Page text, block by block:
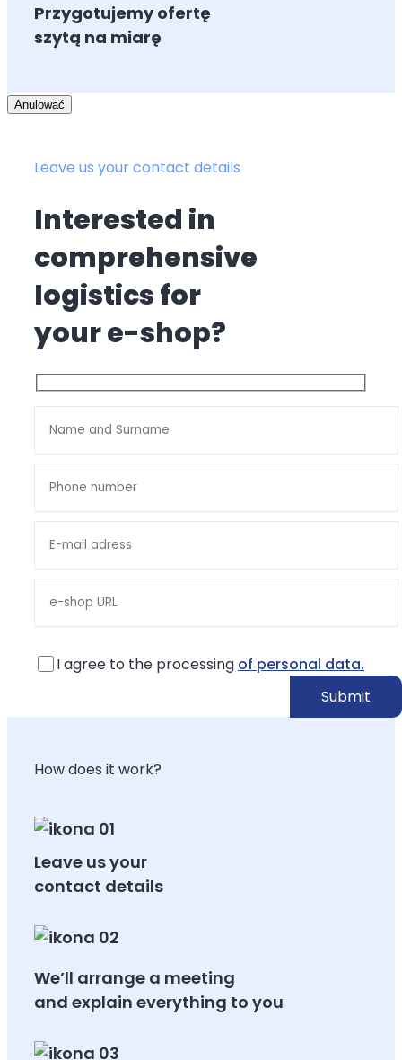
Przygotujemy ofertę
szytą na miarę
Anulować
Leave us your contact details
Interested in
comprehensive
logistics for
your e-shop?
I agree to the processing of personal data.
How does it work?
Leave us your
contact details
We’ll arrange a meeting
and explain everything to you